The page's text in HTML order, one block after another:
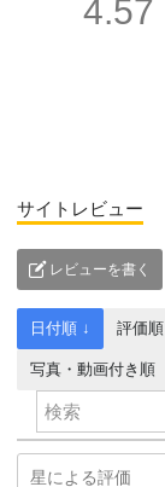
4.57
サイトレビュー
レビューを書く
日付順 ↓ 評価順
写真・動画付き順